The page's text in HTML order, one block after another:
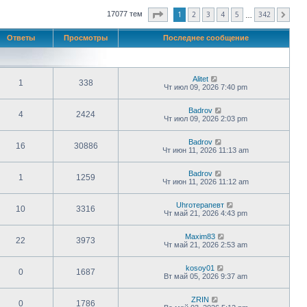
17077 тем Страница из342
1 2 3 4 5 342
Ответы Просмотры Последнее сообщение
1 338
Alitet
Чт июл 09, 2026 7:40 pm
4 2424
Badrov
Чт июл 09, 2026 2:03 pm
16 30886
Badrov
Чт июн 11, 2026 11:13 am
1 1259
Badrov
Чт июн 11, 2026 11:12 am
10 3316
Uhroтерапевт
Чт май 21, 2026 4:43 pm
22 3973
Maxim83
Чт май 21, 2026 2:53 am
0 1687
kosoy01
Вт май 05, 2026 9:37 am
0 1786
ZRIN